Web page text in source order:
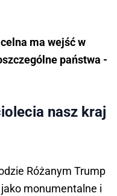
ma wejść w
państwa -
nasz kraj
Różanym Trump
monumentalne i